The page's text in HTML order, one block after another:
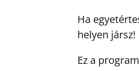
Ha
helyen jársz!
Ez a